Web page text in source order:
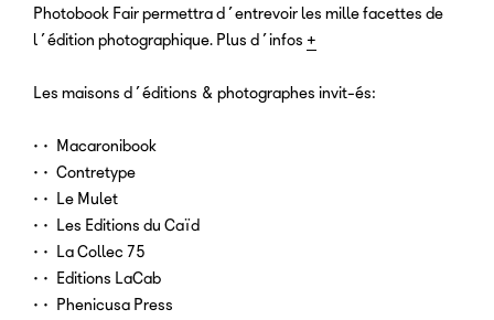
Photobook Fair permettra d’entrevoir les mille facettes de
l’édition photographique. Plus d’infos +
Les maisons d’éditions & photographes invit-és:
•• Macaronibook
•• Contretype
•• Le Mulet
•• Les Editions du Caïd
•• La Collec 75
•• Editions LaCab
•• Phenicusa Press